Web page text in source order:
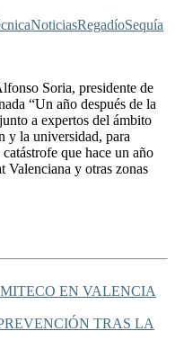
NoticiasRegadíoSequía
Soria, presidente de
“Un año después de la
a expertos del ámbito
y la universidad, para
que hace un año
Valenciana y otras zonas
EN VALENCIA
TRAS LA